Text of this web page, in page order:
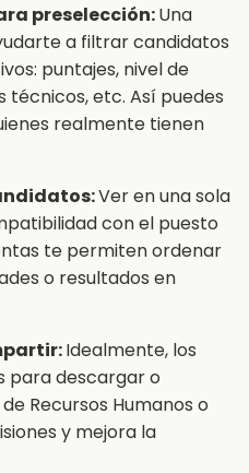
preselección:Una
a filtrar candidatos
puntajes, nivel de
etc. Así puedes
realmente tienen
Ver en una sola
con el puesto
te permiten ordenar
o resultados en
Idealmente, los
para descargar o
Recursos Humanos o
y mejora la